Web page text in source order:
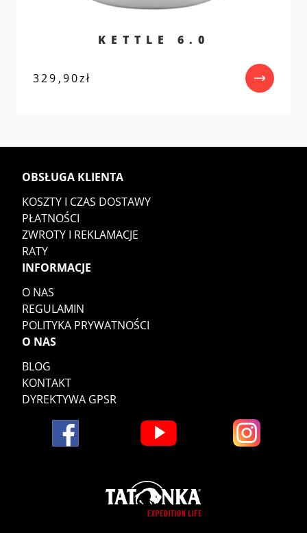
KETTLE 6.0
329,90zł
OBSŁUGA KLIENTA
KOSZTY I CZAS DOSTAWY
PŁATNOŚCI
ZWROTY I REKLAMACJE
RATY
INFORMACJE
O NAS
REGULAMIN
POLITYKA PRYWATNOŚCI
O NAS
BLOG
KONTAKT
DYREKTYWA GPSR